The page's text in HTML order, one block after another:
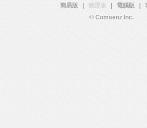
簡易版
觸屏版 電腦版
© Comsenz Inc.